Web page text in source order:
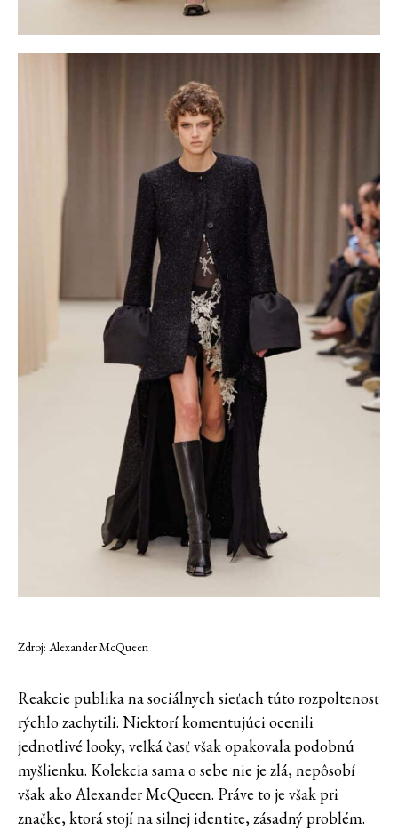
Zdroj: Alexander McQueen
Reakcie publika na sociálnych sieťach túto rozpoltenosť
rýchlo zachytili. Niektorí komentujúci ocenili
jednotlivé looky, veľká časť však opakovala podobnú
myšlienku. Kolekcia sama o sebe nie je zlá, nepôsobí
však ako Alexander McQueen. Práve to je však pri
značke, ktorá stojí na silnej identite, zásadný problém.